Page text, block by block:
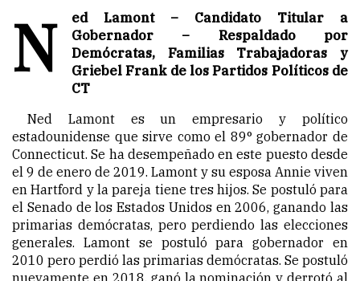
N
ed Lamont – Candidato Titular a
Gobernador – Respaldado por
Demócratas, Familias Trabajadoras y
Griebel Frank de los Partidos Políticos de
CT
Ned Lamont es un empresario y político
estadounidense que sirve como el 89° gobernador de
Connecticut. Se ha desempeñado en este puesto desde
el 9 de enero de 2019. Lamont y su esposa Annie viven
en Hartford y la pareja tiene tres hijos. Se postuló para
el Senado de los Estados Unidos en 2006, ganando las
primarias demócratas, pero perdiendo las elecciones
generales. Lamont se postuló para gobernador en
2010 pero perdió las primarias demócratas. Se postuló
nuevamente en 2018, ganó la nominación y derrotó al